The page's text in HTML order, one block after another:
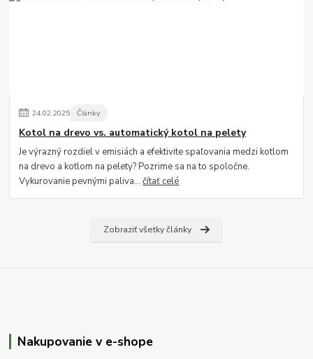
24.02.2025 Články
Kotol na drevo vs. automatický kotol na pelety
Je výrazný rozdiel v emisiách a efektivite spaľovania medzi kotlom
na drevo a kotlom na pelety? Pozrime sa na to spoločne.
Vykurovanie pevnými paliva...čítať celé
Zobraziť všetky články
Nakupovanie v e-shope